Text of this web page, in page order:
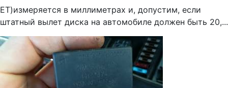
ЕТ)измеряется в миллиметрах и, допустим, если
штатный вылет диска на автомобиле должен быть 20,...